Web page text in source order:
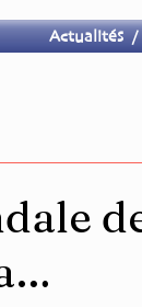
Actualités /